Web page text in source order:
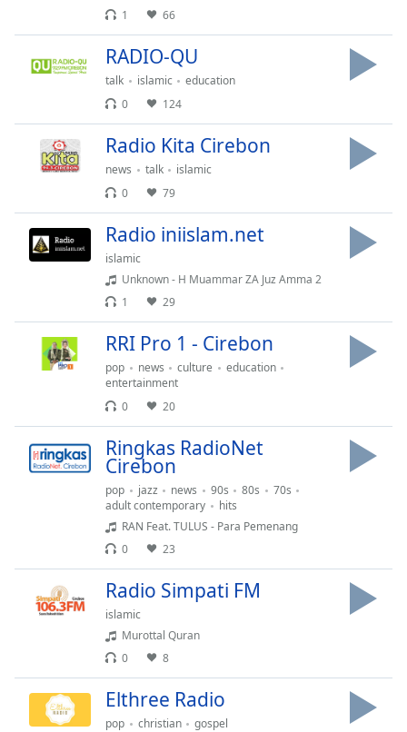
Chapters
Chapters
descriptions
off,
selected
Subtitles
subtitles
settings
settings
dialog
subtitles
Audio
Track
modal
Beginning
dialog
1
66
RADIO-QU
talk islamic
education
0
124
Radio Kita Cirebon
news talk
islamic
0
79
Radio iniislam.net
islamic
Unknown - H Muammar ZA Juz Amma 2
1
29
RRI Pro 1 - Cirebon
pop news culture
education
entertainment
0
20
Ringkas RadioNet
Cirebon
pop jazz news 90s 80s
70s
adult contemporary
hits
RAN Feat. TULUS - Para Pemenang
0
23
Radio Simpati FM
islamic
Murottal Quran
0
8
Elthree Radio
pop christian
gospel